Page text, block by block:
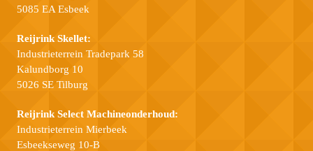
5085 EA Esbeek
Reijrink Skellet:
Industrieterrein Tradepark 58
Kalundborg 10
5026 SE Tilburg
Reijrink Select Machineonderhoud:
Industrieterrein Mierbeek
Esbeekseweg 10-B